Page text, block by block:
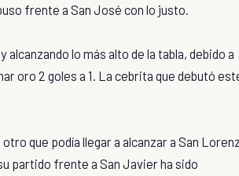
frente a San José con lo justo.
alcanzando lo más alto de la tabla, debido a
oro 2 goles a 1. La cebrita que debutó
que podía llegar a alcanzar a San
partido frente a San Javier ha sido